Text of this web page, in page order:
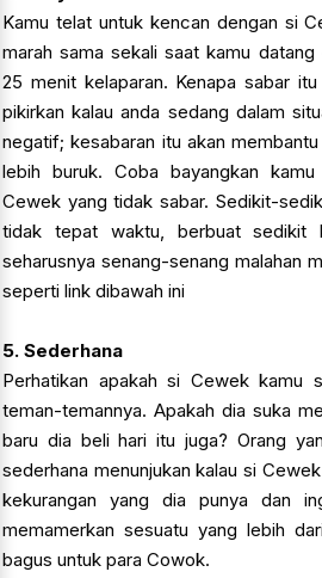
Kamu telat untuk kencan dengan si
marah sama sekali saat kamu
25 menit kelaparan. Kenapa sabar
pikirkan kalau anda sedang dalam
negatif; kesabaran itu akan
lebih buruk. Coba bayangkan
Cewek yang tidak sabar. Sedikit-
tidak tepat waktu, berbuat sedikit
seharusnya senang-senang malahan
seperti link dibawah ini
5. Sederhana
Perhatikan apakah si Cewek kamu
teman-temannya. Apakah dia suka
baru dia beli hari itu juga? Orang
sederhana menunjukan kalau si
kekurangan yang dia punya dan
memamerkan sesuatu yang lebih
bagus untuk para Cowok.